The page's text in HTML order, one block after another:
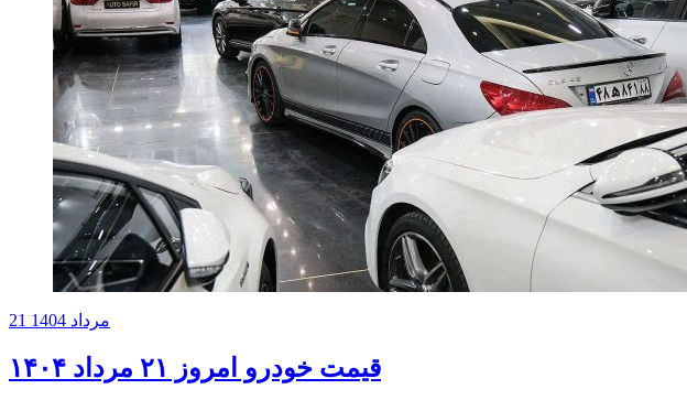
21 مرداد 1404
قیمت خودرو امروز ۲۱ مرداد ۱۴۰۴